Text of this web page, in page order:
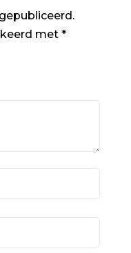
met *